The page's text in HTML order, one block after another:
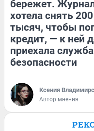
бережет.
хотела снять 200
тысяч, чтобы
кредит, — к ней
приехала служба
безопасности
Ксения
Автор мнения